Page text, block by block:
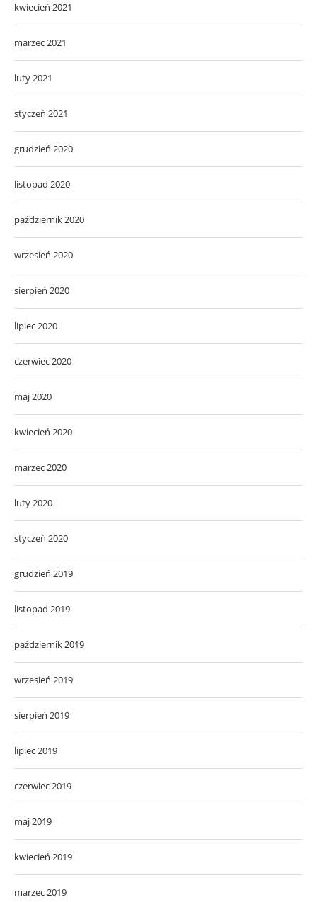
kwiecień 2021
marzec 2021
luty 2021
styczeń 2021
grudzień 2020
listopad 2020
październik 2020
wrzesień 2020
sierpień 2020
lipiec 2020
czerwiec 2020
maj 2020
kwiecień 2020
marzec 2020
luty 2020
styczeń 2020
grudzień 2019
listopad 2019
październik 2019
wrzesień 2019
sierpień 2019
lipiec 2019
czerwiec 2019
maj 2019
kwiecień 2019
marzec 2019